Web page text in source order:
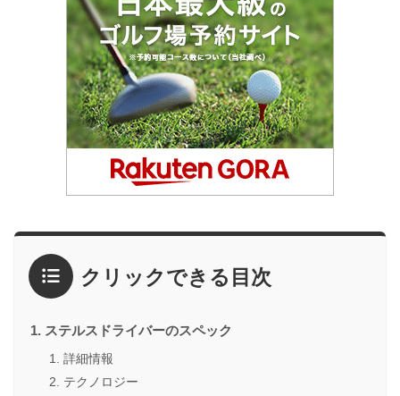
クリックできる目次
ステルスドライバーのスペック
詳細情報
テクノロジー